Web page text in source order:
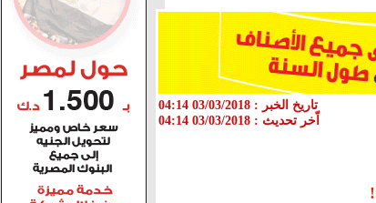
تاريخ الخبر : 03/03/2018 04:14
اّخر تحديث : 03/03/2018 04:14